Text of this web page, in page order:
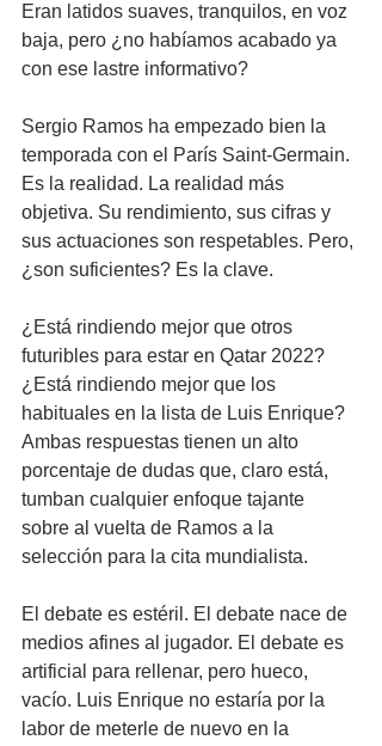
Eran latidos suaves, tranquilos, en voz
baja, pero ¿no habíamos acabado ya
con ese lastre informativo?
Sergio Ramos ha empezado bien la
temporada con el París Saint-Germain.
Es la realidad. La realidad más
objetiva. Su rendimiento, sus cifras y
sus actuaciones son respetables. Pero,
¿son suficientes? Es la clave.
¿Está rindiendo mejor que otros
futuribles para estar en Qatar 2022?
¿Está rindiendo mejor que los
habituales en la lista de Luis Enrique?
Ambas respuestas tienen un alto
porcentaje de dudas que, claro está,
tumban cualquier enfoque tajante
sobre al vuelta de Ramos a la
selección para la cita mundialista.
El debate es estéril. El debate nace de
medios afines al jugador. El debate es
artificial para rellenar, pero hueco,
vacío. Luis Enrique no estaría por la
labor de meterle de nuevo en la